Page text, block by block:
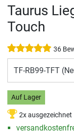
Taurus
Touch
36
TF-RB99-TFT
Auf Lager
2x ausgezeichnet